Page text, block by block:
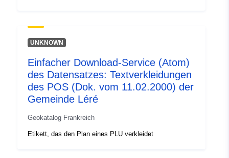
UNKNOWN
Einfacher Download-Service (Atom)
des Datensatzes: Textverkleidungen
des POS (Dok. vom 11.02.2000) der
Gemeinde Léré
Geokatalog Frankreich
Etikett, das den Plan eines PLU verkleidet